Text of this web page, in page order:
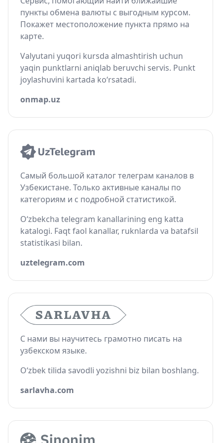
пункты обмена валюты с выгодным курсом.
Покажет местоположение пункта прямо на
карте.
Valyutani yuqori kursda almashtirish uchun
yaqin punktlarni aniqlab beruvchi servis. Punkt
joylashuvini kartada ko‘rsatadi.
onmap.uz
Самый большой каталог телеграм каналов в
Узбекистане. Только активные каналы по
категориям и с подробной статистикой.
O‘zbekcha telegram kanallarining eng katta
katalogi. Faqt faol kanallar, ruknlarda va batafsil
statistikasi bilan.
uztelegram.com
С нами вы научитесь грамотно писать на
узбекском языке.
O‘zbek tilida savodli yozishni biz bilan boshlang.
sarlavha.com